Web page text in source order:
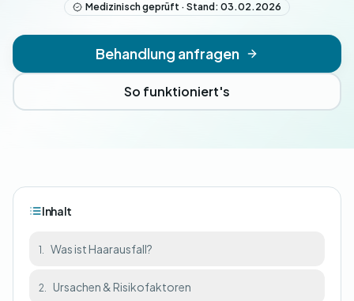
Medizinisch geprüft · Stand: 03.02.2026
Behandlung anfragen
So funktioniert's
Inhalt
1. Was ist Haarausfall?
2. Ursachen & Risikofaktoren